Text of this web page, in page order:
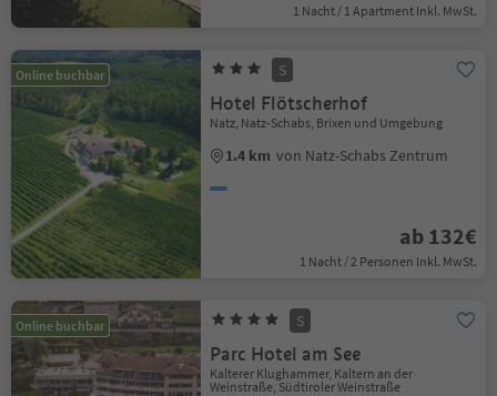
1 Nacht / 1 Apartment Inkl. MwSt.
Online buchbar S
Hotel Flötscherhof
Natz, Natz-Schabs, Brixen und Umgebung
1.4 km von Natz-Schabs Zentrum
ab 132€
1 Nacht / 2 Personen Inkl. MwSt.
Online buchbar S
Parc Hotel am See
Kalterer Klughammer, Kaltern an der
Weinstraße, Südtiroler Weinstraße